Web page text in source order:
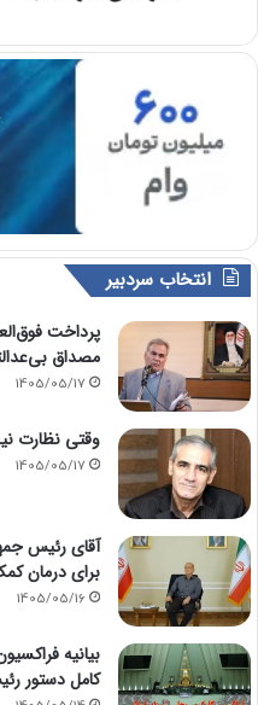
انتخاب سردبیر
پرداخت
مصداق
1405/05/17
وقتی نظارت
1405/05/17
آقای رئیس
برای درمان
1405/05/16
بیانیه
کامل دستور